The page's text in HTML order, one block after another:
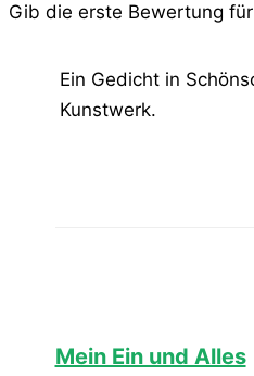
Gib die erste Bewertung
Ein Gedicht in
Kunstwerk.
Mein Ein und Alles